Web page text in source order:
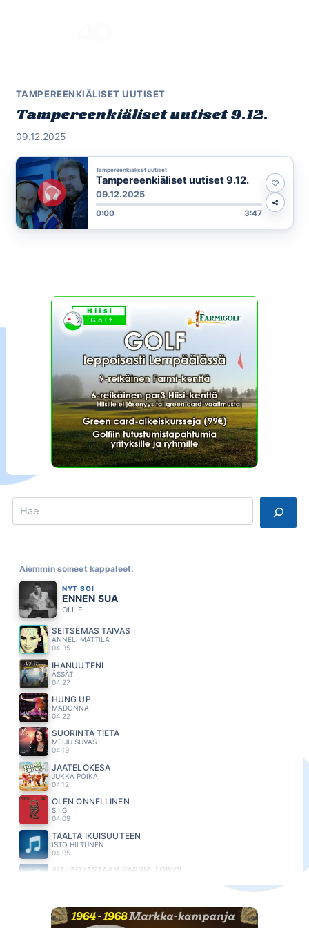
TAMPEREENKIÄLISET UUTISET
Tampereenkiäliset uutiset 9.12.
09.12.2025
Tampereenkiäliset uutiset
Tampereenkiäliset uutiset 9.12.
09.12.2025
0:00 3:47
Search
Aiemmin soineet kappaleet:
NYT SOI
ENNEN SUA
OLLIE
SEITSEMAS TAIVAS
ANNELI MATTILA
04.35
IHANUUTENI
ÄSSÄT
04.27
HUNG UP
MADONNA
04.22
SUORINTA TIETÄ
MEIJU SUVAS
04.19
JAATELÖKESA
JUKKA POIKA
04.12
OLEN ONNELLINEN
S.I.G
04.09
TÄÄLTÄ IKUISUUTEEN
ISTO HILTUNEN
04.05
ÄITI POJASTAAN PAPPIA TOIVOI
ABREU
03.55